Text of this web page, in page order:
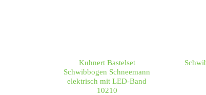
Kuhnert Bastelset
Schwibbogen Schneemann
elektrisch mit LED-Band
10210